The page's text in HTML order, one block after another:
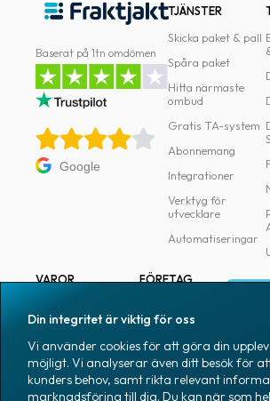
Baserat på 1tn omdömen
Google
TJÄNSTER
Skicka paket & pall
Spåra paket
Hitta närmaste
ombud
Gratis TA-system
Abonnemang
Integrationer
Verktyg för
utvecklare
Automatiseringar
VAROR
Märkning
Emballage
Emballagetillbehör
FÖRETAG
Pressrum
Medarbetare
Jobb & karriär
Din integritet är viktig för oss
Vi använder cookies för att göra din
möjligt. Vi analyserar även ditt besök för
kunders behov, samt rikta relevant
marknadsföring till dig. Du kan när som